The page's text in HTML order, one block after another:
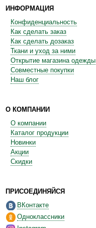
ИНФОРМАЦИЯ
Конфиденциальность
Как сделать заказ
Как сделать дозаказ
Ткани и уход за ними
Открытие магазина одежды
Совместные покупки
Наш блог
О КОМПАНИИ
О компании
Каталог продукции
Новинки
Акции
Скидки
ПРИСОЕДИНЯЙСЯ
ВКонтакте
Одноклассники